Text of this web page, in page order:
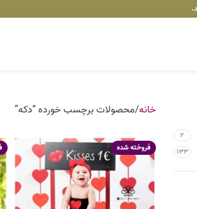
2
133
خانه محصولات برچسب خورده “دکه”
فروخته شده